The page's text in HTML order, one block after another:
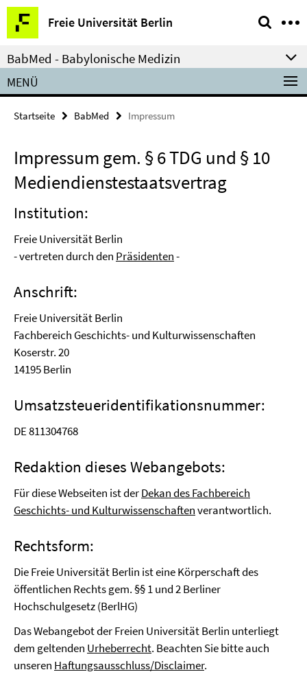
Springe
direkt
zu
Inhalt
Freie Universität Berlin
Service-
Navigation
BabMed - Babylonische Medizin
MENÜ
Startseite BabMed Impressum
Impressum gem. § 6 TDG und § 10
Mediendienstestaatsvertrag
Institution:
Freie Universität Berlin
- vertreten durch den Präsidenten-
Anschrift:
Freie Universität Berlin
Fachbereich Geschichts- und Kulturwissenschaften
Koserstr. 20
14195 Berlin
Umsatzsteueridentifikationsnummer:
DE 811304768
Redaktion dieses Webangebots:
Für diese Webseiten ist derDekan des Fachbereich
Geschichts- und Kulturwissenschaftenverantwortlich.
Rechtsform:
Die Freie Universität Berlin ist eine Körperschaft des
öffentlichen Rechts gem. §§ 1 und 2 Berliner
Hochschulgesetz (BerlHG)
Das Webangebot der Freien Universität Berlin unterliegt
dem geltenden Urheberrecht. Beachten Sie bitte auch
unseren Haftungsausschluss/Disclaimer.